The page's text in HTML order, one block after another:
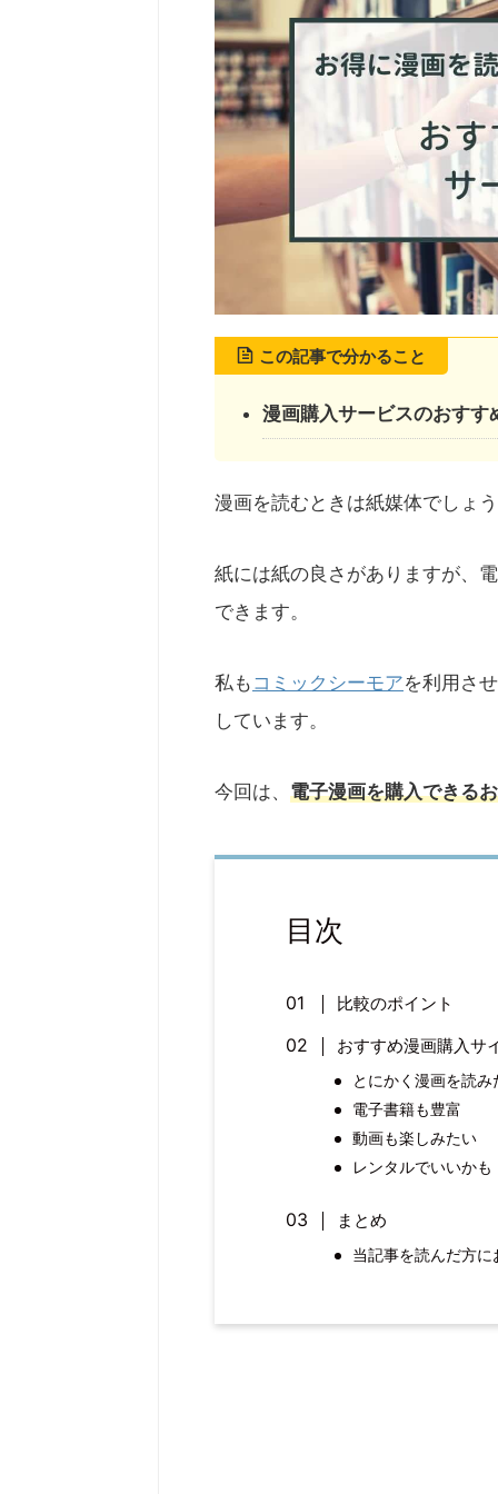
この記事で分かること
漫画購入サービスのおすす
漫画を読むときは紙媒体でしょ
紙には紙の良さがありますが、
できます。
私も コミックシーモアを利用さ
しています。
今回は、 電子漫画を購入できる
目次
比較のポイント
おすすめ漫画購入サ
とにかく漫画を読み
電子書籍も豊富
動画も楽しみたい
レンタルでいいかも
まとめ
当記事を読んだ方に